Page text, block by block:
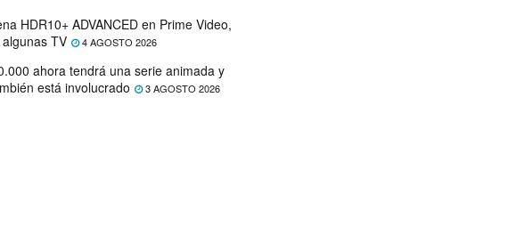
HDR10+ ADVANCED en Prime Video,
TV
4 AGOSTO 2026
ahora tendrá una serie animada y
está involucrado
3 AGOSTO 2026